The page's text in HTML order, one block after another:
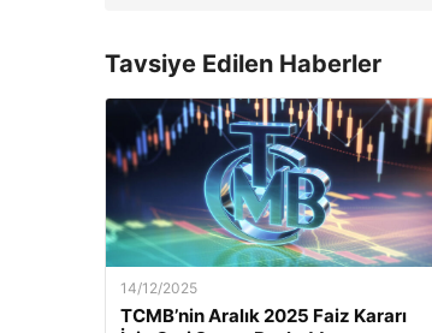
Tavsiye Edilen Haberler
14/12/2025
TCMB’nin Aralık 2025 Faiz Kararı